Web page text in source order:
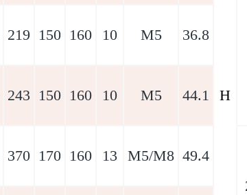
H
219 150 160 10 M5 36.8
243 150 160 10 M5 44.1
370 170 160 13 M5/M8 49.4